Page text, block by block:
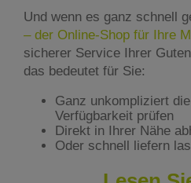
Und wenn es ganz schnell
– der Online-Shop für Ihre
sicherer Service Ihrer
das bedeutet für Sie:
Ganz unkompliziert
Verfügbarkeit prüfen
Direkt in Ihrer Nähe
Oder schnell liefern